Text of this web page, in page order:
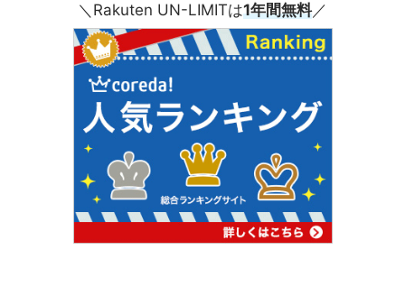
＼Rakuten UN-LIMITは1年間無料／